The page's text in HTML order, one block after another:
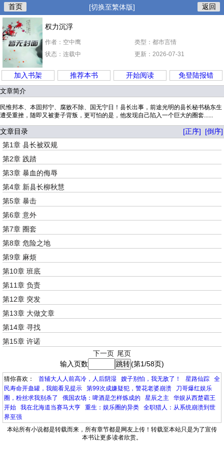
首页 [切换至繁体版] 返回
权力沉浮
作者：空中鹰
类型：都市言情
状态：连载中
更新：2026-07-31
加入书架 推荐本书 开始阅读 免登陆报错
文章简介
民惟邦本、本固邦宁、腐败不除、国无宁日！县长出事，前途光明的县长秘书杨东生
遭受重挫，随即又被妻子背叛，更可怕的是，他发现自己陷入一个巨大的圈套......
文章目录 [正序]
[倒序]
第1章 县长被双规
第2章 践踏
第3章 暴血的侮辱
第4章 新县长柳秋慧
第5章 暴击
第6章 意外
第7章 圈套
第8章 危险之地
第9章 麻烦
第10章 班底
第11章 负责
第12章 突发
第13章 大做文章
第14章 寻找
第15章 许诺
下一页 尾页
输入页数
(第1/58页)
猜你喜欢： 首辅大人人前高冷，人后阴湿 嫂子别怕，我无敌了！ 星路仙踪
全
民寿命开蛊罐，我能看见提示
第99次成嫌疑犯，警花老婆崩溃
刀哥爆红娱乐
圈，粉丝求我别杀了
俄国农场：啤酒是怎样炼成的 星辰之主
华娱从西楚霸王
开始
我在北海道当赛马大亨 重生：娱乐圈的异类
全职猎人：从系统崩溃到世
界至强
本站所有小说都是转载而来，所有章节都是网友上传！转载至本站只是为了宣传
本书让更多读者欣赏。